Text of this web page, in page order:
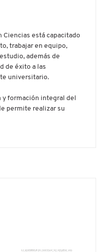
Ciencias está capacitado
trabajar en equipo,
además de
de éxito a las
universitario.
y formación integral del
permite realizar su